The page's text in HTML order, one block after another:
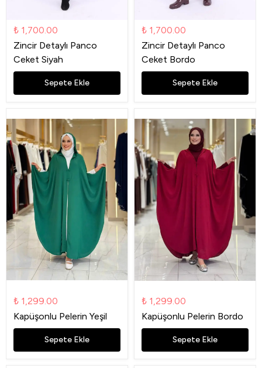
₺ 1,700.00
Zincir Detaylı Panco
Ceket Siyah
Sepete Ekle
₺ 1,700.00
Zincir Detaylı Panco
Ceket Bordo
Sepete Ekle
₺ 1,299.00
Kapüşonlu Pelerin Yeşil
Sepete Ekle
₺ 1,299.00
Kapüşonlu Pelerin Bordo
Sepete Ekle